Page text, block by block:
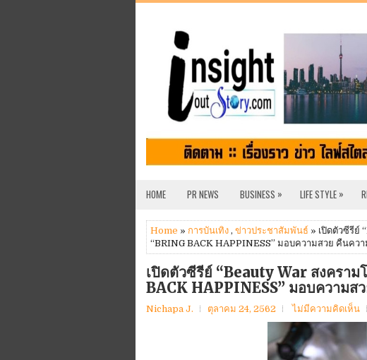
HOME PR NEWS BUSINESS » LIFE STYLE »
Home » การบันเทิง , ข่าวประชาสัมพันธ์ » เปิดตัวซีรีย์
“BRING BACK HAPPINESS” มอบความสวย คืนคว
เปิดตัวซีรีย์ “Beauty War สงครา
BACK HAPPINESS” มอบความส
Nichapa J. ตุลาคม 24, 2562 ไม่มีความคิดเห็น